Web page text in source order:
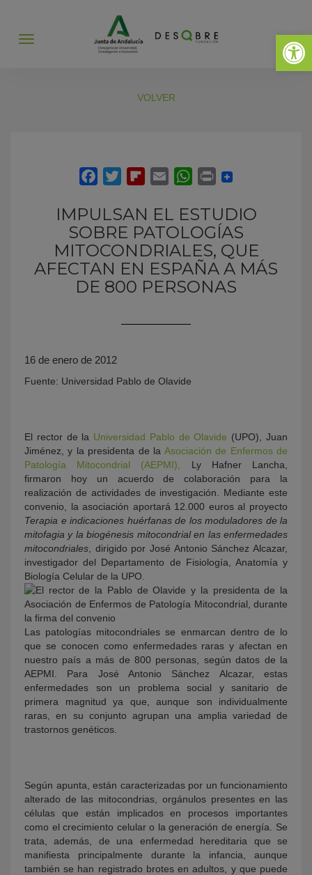
Abrir
Abrir
VOLVER
IMPULSAN EL ESTUDIO
SOBRE PATOLOGÍAS
MITOCONDRIALES, QUE
AFECTAN EN ESPAÑA A MÁS
DE 800 PERSONAS
16 de enero de 2012
Fuente: Universidad Pablo de Olavide
El rector de la Universidad Pablo de Olavide (UPO), Juan
Jiménez, y la presidenta de la Asociación de Enfermos de
Patología Mitocondrial (AEPMI),
Ly Hafner Lancha,
firmaron hoy un acuerdo de colaboración para la
realización de actividades de investigación. Mediante este
convenio, la asociación aportará 12.000 euros al proyecto
Terapia e indicaciones huérfanas de los moduladores de la
mitofagia y la biogénesis mitocondrial en las enfermedades
mitocondriales , dirigido por José Antonio Sánchez Alcazar,
investigador del Departamento de Fisiología, Anatomía y
Biología Celular de la UPO.
Las patologías mitocondriales se enmarcan dentro de lo
que se conocen como enfermedades raras y afectan en
nuestro país a más de 800 personas, según datos de la
AEPMI. Para José Antonio Sánchez Alcazar, estas
enfermedades son un problema social y sanitario de
primera magnitud ya que, aunque son individualmente
raras, en su conjunto agrupan una amplia variedad de
trastornos genéticos.
Según apunta, están caracterizadas por un funcionamiento
alterado de las mitocondrias, orgánulos presentes en las
células que están implicados en procesos importantes
como el crecimiento celular o la generación de energía. Se
trata, además, de una enfermedad hereditaria que se
manifiesta principalmente durante la infancia, aunque
también se han registrado brotes en adultos, y que puede